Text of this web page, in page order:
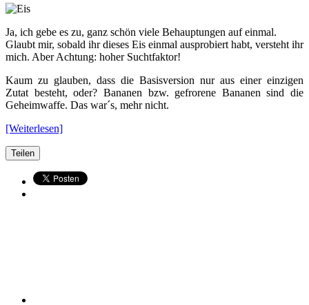
Ja, ich gebe es zu, ganz schön viele Behauptungen auf einmal.
Glaubt mir, sobald ihr dieses Eis einmal ausprobiert habt, versteht ihr
mich. Aber Achtung: hoher Suchtfaktor!
Kaum zu glauben, dass die Basisversion nur aus einer einzigen
Zutat besteht, oder? Bananen bzw. gefrorene Bananen sind die
Geheimwaffe. Das war´s, mehr nicht.
[Weiterlesen]
Teilen